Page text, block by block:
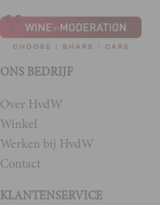
ONS BEDRIJF
Over HvdW
Winkel
Werken bij HvdW
Contact
KLANTENSERVICE